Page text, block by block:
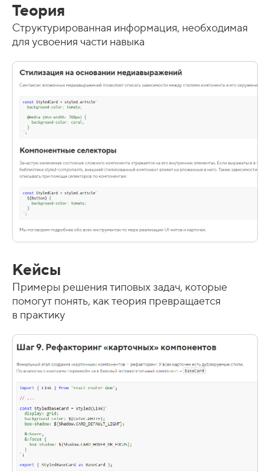
Теория
Структурированная информация, необходимая
для усвоения части навыка
Кейсы
Примеры решения типовых задач, которые
помогут понять, как теория превращается
в практику